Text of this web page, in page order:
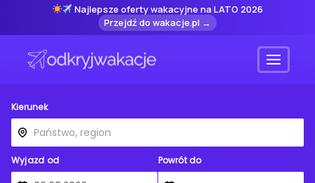
Najlepsze oferty wakacyjne na LATO 2026
Przejdź do wakacje.pl →
Menu
Kierunek
Wyjazd od Powrót do